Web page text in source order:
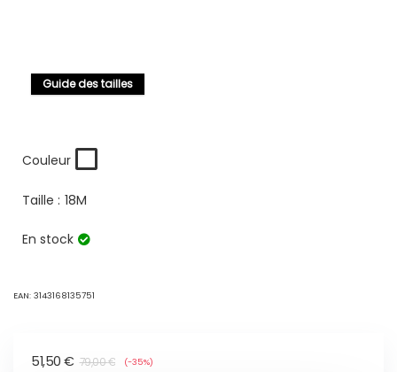
Guide des tailles
Couleur
Taille : 18M
En stock
EAN: 3143168135751
79,00€
51,50 € (-35%)